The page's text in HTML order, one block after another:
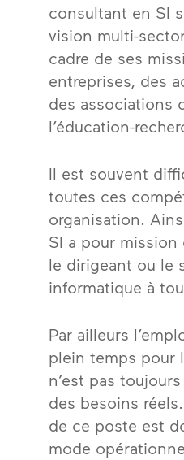
consultant en SI
vision multi-
cadre de ses
entreprises, des
des associations
l’éducation-
Il est souvent
toutes ces
organisation.
SI a pour mission
le dirigeant ou le
informatique à
Par ailleurs
plein temps pour
n’est pas
des besoins
de ce poste est
mode